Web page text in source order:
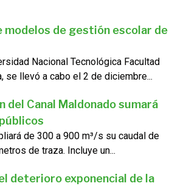
modelos de gestión escolar de
Nacional Tecnológica Facultad
se llevó a cabo el 2 de diciembre...
del Canal Maldonado sumará
de 300 a 900 m³/s su caudal de
de traza. Incluye un...
deterioro exponencial de la